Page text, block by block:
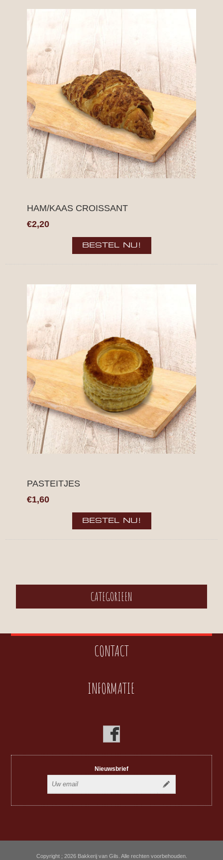
HAM/KAAS CROISSANT
€2,20
PASTEITJES
€1,60
CATEGORIEEN
CONTACT
INFORMATIE
Nieuwsbrief
Copyright ; 2026 Bakkerij van Gils. Alle rechten voorbehouden.